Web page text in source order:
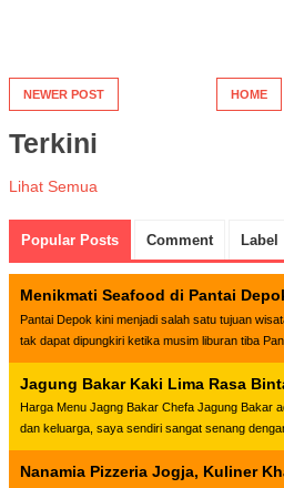
NEWER POST HOME
Terkini
Lihat Semua
Popular Posts Comment Label
Menikmati Seafood di Pantai
Pantai Depok kini menjadi salah satu tujuan
tak dapat dipungkiri ketika musim liburan tiba
Jagung Bakar Kaki Lima Rasa
Harga Menu Jagng Bakar Chefa Jagung Bakar
dan keluarga, saya sendiri sangat senang
Nanamia Pizzeria Jogja, Kuliner